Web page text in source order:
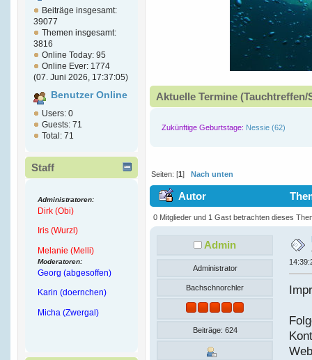
Beiträge insgesamt:
39077
Themen insgesamt:
3816
Online Today: 95
Online Ever: 1774
(07. Juni 2026, 17:37:05)
Benutzer Online
Users: 0
Guests: 71
Total: 71
Staff
Administratoren:
Dirk (Obi)
Iris (Wurzl)
Melanie (Melli)
Moderatoren:
Georg (abgesoffen)
Karin (doernchen)
Micha (Zwergal)
Aktuelle Termine
Zukünftige Geburtstage: Nessie (62)
Seiten: [1]Nach unten
Autor
0 Mitglieder und 1 Gast betrachten dieses
Admin
Administrator
Bachschnorchler
Beiträge: 624